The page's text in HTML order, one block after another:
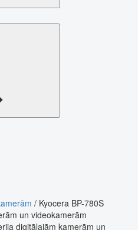
/ Kyocera BP-780S
un videokamerām